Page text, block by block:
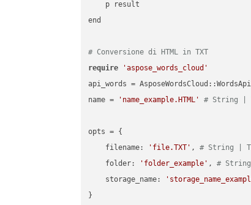
    p result
end
# Conversione di HTML in TXT
require
'aspose_words_cloud'
api_words =
name =
'name_example.HTML' # String |
opts = {
    filename:
'file.TXT' , # String |
    folder:
'folder_example' , #
    storage_name:
}